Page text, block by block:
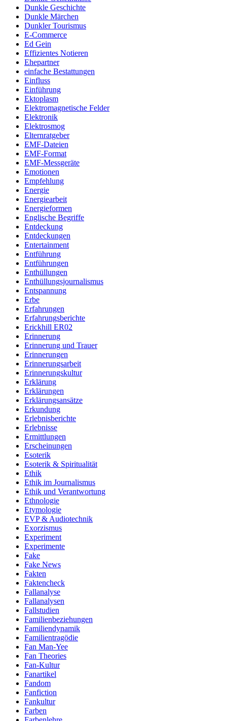
Dunkle Geschichte
Dunkle Märchen
Dunkler Tourismus
E-Commerce
Ed Gein
Effizientes Notieren
Ehepartner
einfache Bestattungen
Einfluss
Einführung
Ektoplasm
Elektromagnetische Felder
Elektronik
Elektrosmog
Elternratgeber
EMF-Dateien
EMF-Format
EMF-Messgeräte
Emotionen
Empfehlung
Energie
Energiearbeit
Energieformen
Englische Begriffe
Entdeckung
Entdeckungen
Entertainment
Entführung
Entführungen
Enthüllungen
Enthüllungsjournalismus
Entspannung
Erbe
Erfahrungen
Erfahrungsberichte
Erickhill ER02
Erinnerung
Erinnerung und Trauer
Erinnerungen
Erinnerungsarbeit
Erinnerungskultur
Erklärung
Erklärungen
Erklärungsansätze
Erkundung
Erlebnisberichte
Erlebnisse
Ermittlungen
Erscheinungen
Esoterik
Esoterik & Spiritualität
Ethik
Ethik im Journalismus
Ethik und Verantwortung
Ethnologie
Etymologie
EVP & Audiotechnik
Exorzismus
Experiment
Experimente
Fake
Fake News
Fakten
Faktencheck
Fallanalyse
Fallanalysen
Fallstudien
Familienbeziehungen
Familiendynamik
Familientragödie
Fan Man-Yee
Fan Theories
Fan-Kultur
Fanartikel
Fandom
Fanfiction
Fankultur
Farben